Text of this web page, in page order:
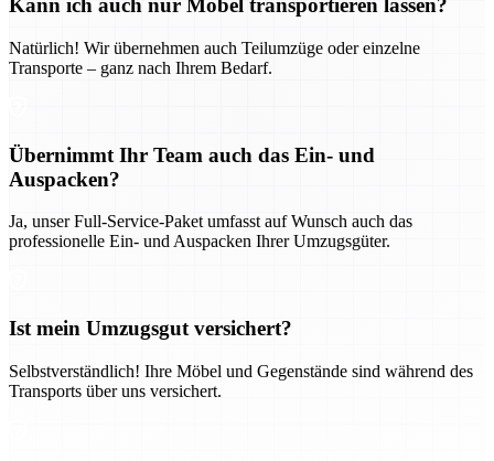
Kann ich auch nur Möbel transportieren lassen?
Natürlich! Wir übernehmen auch Teilumzüge oder einzelne
Transporte – ganz nach Ihrem Bedarf.
Übernimmt Ihr Team auch das Ein- und
Auspacken?
Ja, unser Full-Service-Paket umfasst auf Wunsch auch das
professionelle Ein- und Auspacken Ihrer Umzugsgüter.
Ist mein Umzugsgut versichert?
Selbstverständlich! Ihre Möbel und Gegenstände sind während des
Transports über uns versichert.